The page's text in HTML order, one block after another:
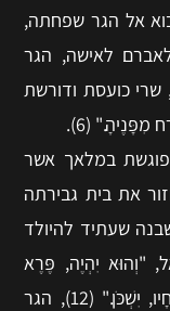
אל הגר שפחתה,
לאישה, הגר
שרי כועסת ודורשת
(6).
במלאך אשר
את בית גבירתה
לה שבנה שעתיד להיולד
"וְהוּא יִהְיֶה, פֶּרֶא
אָדָם–יָדוֹ בַכֹּל, וְיַד כֹּל בּוֹ; וְעַל-פְּנֵי כָל-אֶחָיו, יִשְׁכֹּן." (12), הגר